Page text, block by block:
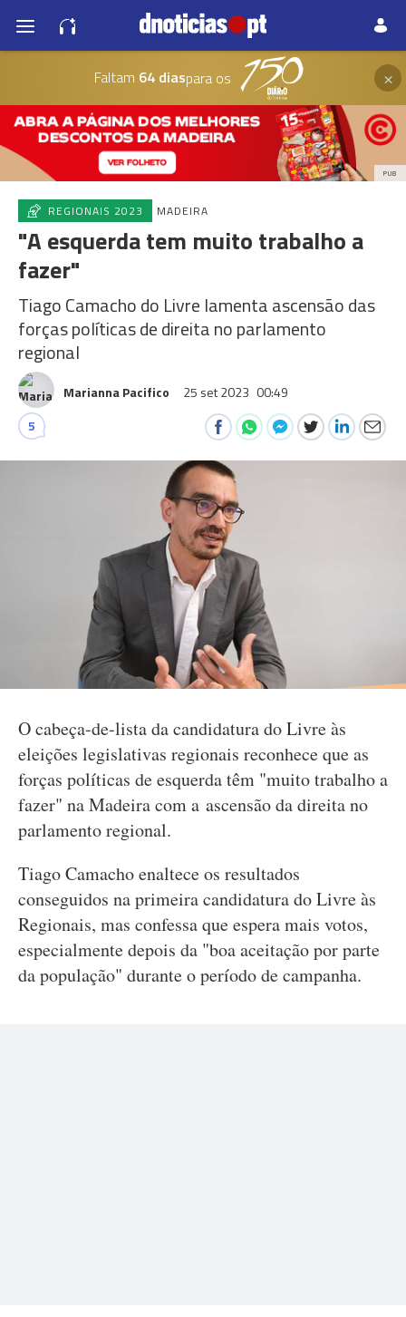
Faltam 64 diaspara os ×
PUB
REGIONAIS 2023 MADEIRA
"A esquerda tem muito trabalho a
fazer"
Tiago Camacho do Livre lamenta ascensão das
forças políticas de direita no parlamento
regional
Marianna Pacifico 25 set 2023 00:49
5
O cabeça-de-lista da candidatura do Livre às
eleições legislativas regionais reconhece que as
forças políticas de esquerda têm "muito trabalho a
fazer" na Madeira com a ascensão da direita no
parlamento regional.
Tiago Camacho enaltece os resultados
conseguidos na primeira candidatura do Livre às
Regionais, mas confessa que espera mais votos,
especialmente depois da "boa aceitação por parte
da população" durante o período de campanha.